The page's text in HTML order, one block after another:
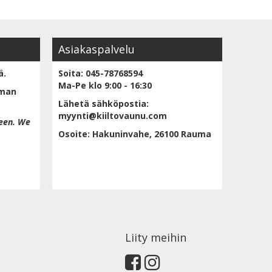
We
Asiakaspalvelu
Soita: 045-78768594
Ma-Pe klo 9:00 - 16:30
Lähetä sähköpostia:
myynti@kiiltovaunu.com
Osoite: Hakuninvahe, 26100 Rauma
Liity meihin